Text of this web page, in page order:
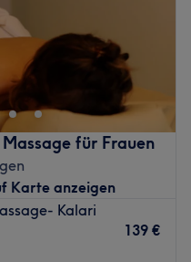
für Frauen
Karte anzeigen
Kalari
139 €